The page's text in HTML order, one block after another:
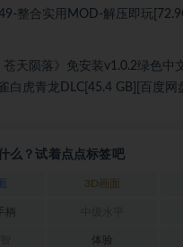
整合实用MOD-解压即玩
苍天陨落》免安装v1.0.2绿色中
白虎青龙DLC[45.4 GB][百度网
么？试着点点标签吧
3D画面
柄
体验